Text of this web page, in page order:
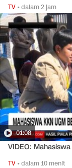
TV •dalam 2 jam
01:08
VIDEO:
TV •dalam 10 menit